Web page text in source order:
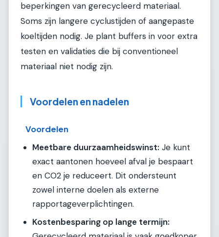
beperkingen van gerecycleerd materiaal.
Soms zijn langere cyclustijden of aangepaste
koeltijden nodig. Je plant buffers in voor extra
testen en validaties die bij conventioneel
materiaal niet nodig zijn.
Voordelen en nadelen
Voordelen
Meetbare duurzaamheidswinst: Je kunt
exact aantonen hoeveel afval je bespaart
en CO2 je reduceert. Dit ondersteunt
zowel interne doelen als externe
rapportageverplichtingen.
Kostenbesparing op lange termijn: